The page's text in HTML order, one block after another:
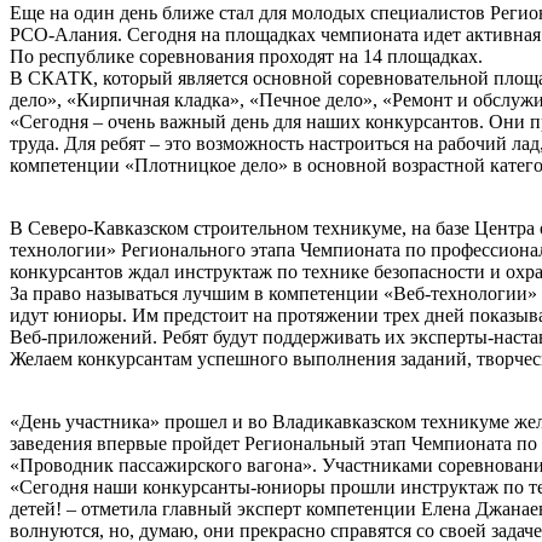
Еще на один день ближе стал для молодых специалистов
РСО-Алания. Сегодня на площадках чемпионата идет активная
По республике соревнования проходят на 14 площадках.
В СКАТК, который является основной соревновательной
дело», «Кирпичная кладка», «Печное дело», «Ремонт и
«Сегодня – очень важный день для наших конкурсантов. Они
труда. Для ребят – это возможность настроиться на рабочий
компетенции «Плотницкое дело» в основной возрастной
В Северо-Кавказском строительном техникуме, на базе
технологии» Регионального этапа Чемпионата по
конкурсантов ждал инструктаж по технике безопасности и
За право называться лучшим в компетенции «Веб-
идут юниоры. Им предстоит на протяжении трех дней
Веб-приложений. Ребят будут поддерживать их эксперты-
Желаем конкурсантам успешного выполнения заданий,
«День участника» прошел и во Владикавказском техникуме
заведения впервые пройдет Региональный этап Чемпионата
«Проводник пассажирского вагона». Участниками
«Сегодня наши конкурсанты-юниоры прошли инструктаж по
детей! – отметила главный эксперт компетенции Елена
волнуются, но, думаю, они прекрасно справятся со своей